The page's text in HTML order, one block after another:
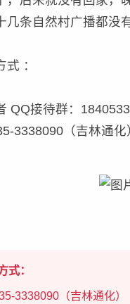
几条自然村广播都没
：
QQ接待群：1840533
3338090（吉林通化
式：
3338090（吉林通化）